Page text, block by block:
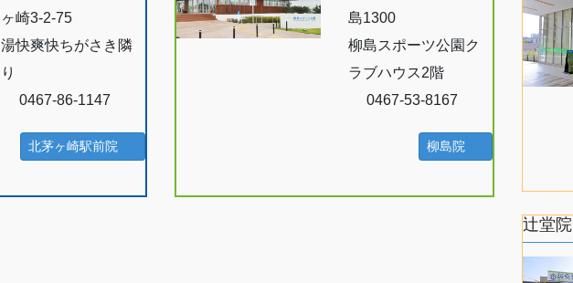
ヶ崎3-2-75
湯快爽快ちがさき隣
り
0467-86-1147
北茅ヶ崎駅前院
島1300
柳島スポーツ公園ク
ラブハウス2階
0467-53-8167
柳島院
辻堂院